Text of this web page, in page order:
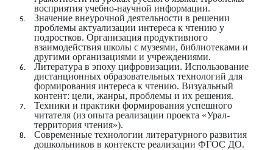
восприятия учебно-научной информации.
Значение внеурочной деятельности в решении
проблемы актуализации интереса к чтению у
подростков. Организация продуктивного
взаимодействия школы с музеями, библиотеками и
другими организациями и учреждениями.
Литература в эпоху цифровизации. Использование
дистанционных образовательных технологий для
формирования интереса к чтению. Визуальный
контент: цели, жанры, проблемы и их решения.
Техники и практики формирования успешного
читателя (из опыта реализации проекта «Урал-
территория чтения»).
Современные технологии литературного развития
дошкольников в контексте реализации ФГОС ДО.